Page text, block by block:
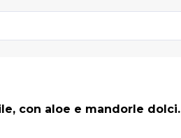
con aloe e mandorle dolci.